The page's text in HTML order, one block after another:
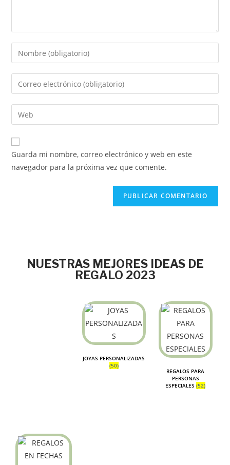
Guarda mi nombre, correo electrónico y web en este
navegador para la próxima vez que comente.
NUESTRAS MEJORES IDEAS DE
REGALO 2023
JOYAS PERSONALIZADAS
(50)
REGALOS PARA
PERSONAS
ESPECIALES(52)